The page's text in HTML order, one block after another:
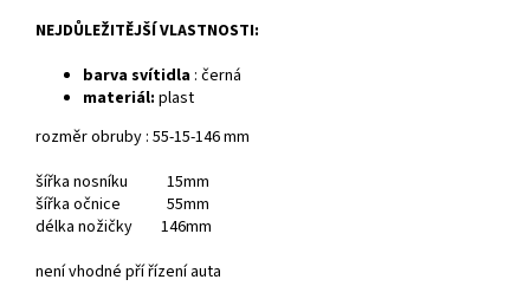
NEJDŮLEŽITĚJŠÍ VLASTNOSTI:
barva svítidla : černá
materiál: plast
rozměr obruby : 55-15-146 mm
šířka nosníku 15mm
šířka očnice 55mm
délka nožičky 146mm
není vhodné pří řízení auta